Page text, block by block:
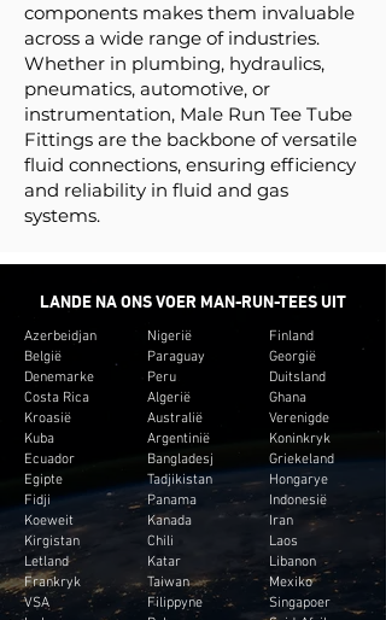
components makes them invaluable
across a wide range of industries.
Whether in plumbing, hydraulics,
pneumatics, automotive, or
instrumentation, Male Run Tee Tube
Fittings are the backbone of versatile
fluid connections, ensuring efficiency
and reliability in fluid and gas
systems.
LANDE NA ONS VOER MAN-RUN-TEES UIT
Azerbeidjan
België
Denemarke
Costa Rica
Kroasië
Kuba
Ecuador
Egipte
Fidji
Koeweit
Kirgistan
Letland
Frankryk
VSA
Nigerië
Paraguay
Peru
Algerië
Australië
Argentinië
Bangladesj
Tadjikistan
Panama
Kanada
Chili
Katar
Taiwan
Filippyne
Finland
Georgië
Duitsland
Ghana
Verenigde
Koninkryk
Griekeland
Hongarye
Indonesië
Iran
Laos
Libanon
Mexiko
Singapoer